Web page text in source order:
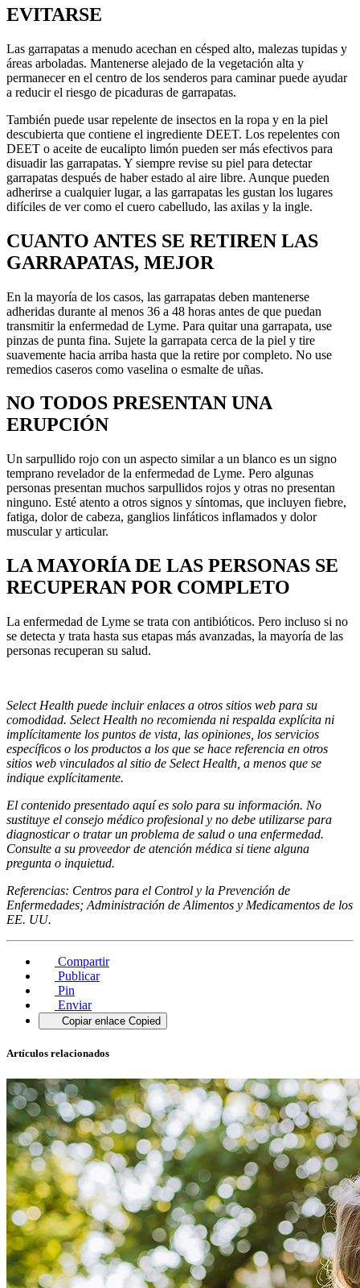
EVITARSE
Las garrapatas a menudo acechan en césped alto, malezas tupidas y
áreas arboladas. Mantenerse alejado de la vegetación alta y
permanecer en el centro de los senderos para caminar puede ayudar
a reducir el riesgo de picaduras de garrapatas.
También puede usar repelente de insectos en la ropa y en la piel
descubierta que contiene el ingrediente DEET. Los repelentes con
DEET o aceite de eucalipto limón pueden ser más efectivos para
disuadir las garrapatas. Y siempre revise su piel para detectar
garrapatas después de haber estado al aire libre. Aunque pueden
adherirse a cualquier lugar, a las garrapatas les gustan los lugares
difíciles de ver como el cuero cabelludo, las axilas y la ingle.
CUANTO ANTES SE RETIREN LAS
GARRAPATAS, MEJOR
En la mayoría de los casos, las garrapatas deben mantenerse
adheridas durante al menos 36 a 48 horas antes de que puedan
transmitir la enfermedad de Lyme. Para quitar una garrapata, use
pinzas de punta fina. Sujete la garrapata cerca de la piel y tire
suavemente hacia arriba hasta que la retire por completo. No use
remedios caseros como vaselina o esmalte de uñas.
NO TODOS PRESENTAN UNA
ERUPCIÓN
Un sarpullido rojo con un aspecto similar a un blanco es un signo
temprano revelador de la enfermedad de Lyme. Pero algunas
personas presentan muchos sarpullidos rojos y otras no presentan
ninguno. Esté atento a otros signos y síntomas, que incluyen fiebre,
fatiga, dolor de cabeza, ganglios linfáticos inflamados y dolor
muscular y articular.
LA MAYORÍA DE LAS PERSONAS SE
RECUPERAN POR COMPLETO
La enfermedad de Lyme se trata con antibióticos. Pero incluso si no
se detecta y trata hasta sus etapas más avanzadas, la mayoría de las
personas recuperan su salud.
Select Health puede incluir enlaces a otros sitios web para su
comodidad. Select Health no recomienda ni respalda explícita ni
implícitamente los puntos de vista, las opiniones, los servicios
específicos o los productos a los que se hace referencia en otros
sitios web vinculados al sitio de Select Health, a menos que se
indique explícitamente.
El contenido presentado aquí es solo para su información. No
sustituye el consejo médico profesional y no debe utilizarse para
diagnosticar o tratar un problema de salud o una enfermedad.
Consulte a su proveedor de atención médica si tiene alguna
pregunta o inquietud.
Referencias: Centros para el Control y la Prevención de
Enfermedades; Administración de Alimentos y Medicamentos de los
EE. UU.
Compartir
Publicar
Pin
Enviar
Copiar enlace Copied
Artículos relacionados